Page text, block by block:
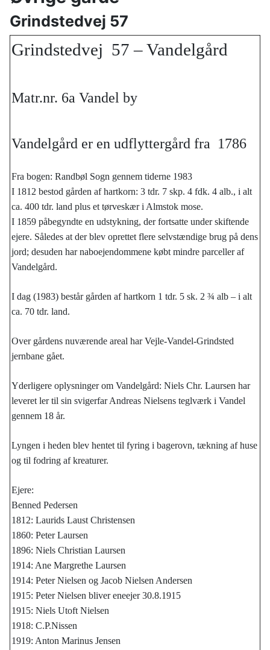
Grindstedvej 57
Grindstedvej 57 – Vandelgård
Matr.nr. 6a Vandel by
Vandelgård er en udflyttergård fra 1786
Fra bogen: Randbøl Sogn gennem tiderne 1983
I 1812 bestod gården af hartkorn: 3 tdr. 7 skp. 4 fdk. 4 alb., i alt
ca. 400 tdr. land plus et tørveskær i Almstok mose.
I 1859 påbegyndte en udstykning, der fortsatte under skiftende
ejere. Således at der blev oprettet flere selvstændige brug på dens
jord; desuden har naboejendommene købt mindre parceller af
Vandelgård.
I dag (1983) består gården af hartkorn 1 tdr. 5 sk. 2 ¾ alb – i alt
ca. 70 tdr. land.
Over gårdens nuværende areal har Vejle-Vandel-Grindsted
jernbane gået.
Yderligere oplysninger om Vandelgård: Niels Chr. Laursen har
leveret ler til sin svigerfar Andreas Nielsens teglværk i Vandel
gennem 18 år.
Lyngen i heden blev hentet til fyring i bagerovn, tækning af huse
og til fodring af kreaturer.
Ejere:
Benned Pedersen
1812: Laurids Laust Christensen
1860: Peter Laursen
1896: Niels Christian Laursen
1914: Ane Margrethe Laursen
1914: Peter Nielsen og Jacob Nielsen Andersen
1915: Peter Nielsen bliver eneejer 30.8.1915
1915: Niels Utoft Nielsen
1918: C.P.Nissen
1919: Anton Marinus Jensen